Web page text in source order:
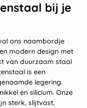
bij je
ons naambordje
modern design met
van duurzaam staal
is een
legering.
en silicium. Onze
sterk, slijtvast,